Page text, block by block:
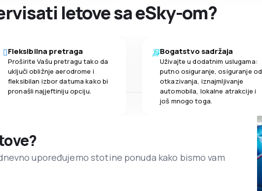
letove sa eSky-om?
Fleksibilna pretraga
Proširite Vašu pretragu tako da
uključi obližnje aerodrome i
fleksibilan izbor datuma kako bi
pronašli najjeftiniju opciju.
Bogatstvo sadržaja
Uživajte u dodatnim uslugama:
putno osiguranje, osiguranje od
otkazivanja, iznajmljivanje
automobila, lokalne atrakcije i
još mnogo toga.
upoređujemo stotine ponuda kako bismo vam